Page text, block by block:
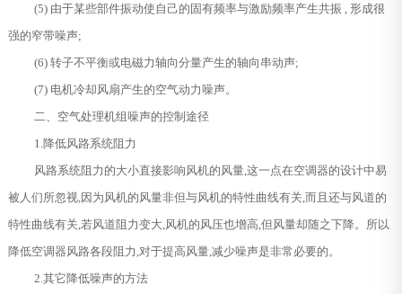
(5) 由于某些部件振动使自己的固有频率与激励频率产生共振 , 形成很
强的窄带噪声;
(6) 转子不平衡或电磁力轴向分量产生的轴向串动声;
(7) 电机冷却风扇产生的空气动力噪声。
二、空气处理机组噪声的控制途径
1.降低风路系统阻力
风路系统阻力的大小直接影响风机的风量,这一点在空调器的设计中易
被人们所忽视,因为风机的风量非但与风机的特性曲线有关,而且还与风道的
特性曲线有关,若风道阻力变大,风机的风压也增高,但风量却随之下降。所以
降低空调器风路各段阻力,对于提高风量,减少噪声是非常必要的。
2.其它降低噪声的方法